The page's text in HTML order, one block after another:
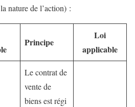
nature de l’action) :
Principe
Loi
applicable
Le contrat de
vente de
biens est régi